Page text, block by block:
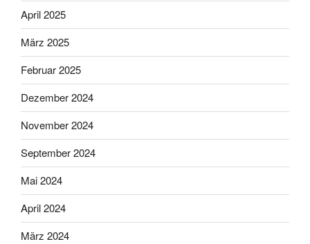
April 2025
März 2025
Februar 2025
Dezember 2024
November 2024
September 2024
Mai 2024
April 2024
März 2024